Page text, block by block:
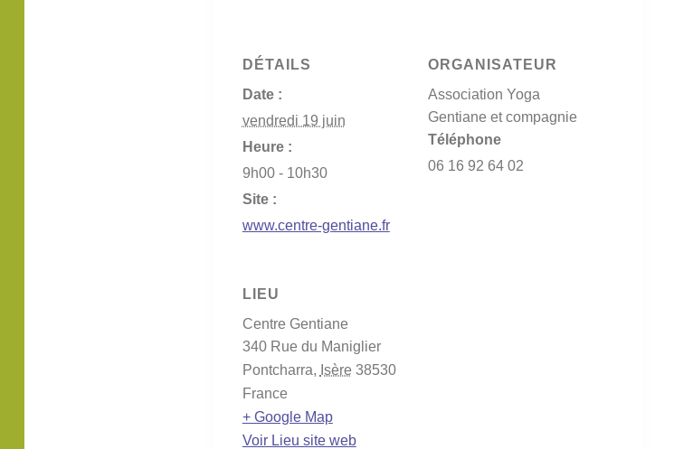
DÉTAILS
Date :
vendredi 19 juin
Heure :
9h00 - 10h30
Site :
www.centre-gentiane.fr
ORGANISATEUR
Association Yoga
Gentiane et compagnie
Téléphone
06 16 92 64 02
LIEU
Centre Gentiane
340 Rue du Maniglier
Pontcharra, Isère 38530
France
+ Google Map
Voir Lieu site web